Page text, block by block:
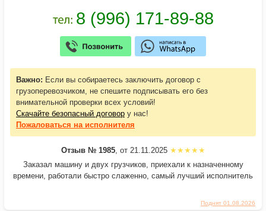
Поднят 01.08.2026
Важно: Если вы собираетесь заключить договор с
грузоперевозчиком, не спешите подписывать его без
внимательной проверки всех условий!
Скачайте безопасный договор у нас!
Пожаловаться на исполнителя
Отзыв № 1985, от 21.11.2025
Заказал машину и двух грузчиков, приехали к назначенному
времени, работали быстро слаженно, самый лучший исполнитель